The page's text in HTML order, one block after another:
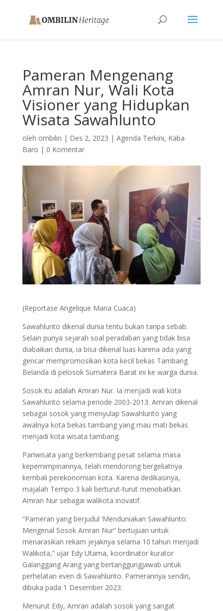
Pameran Mengenang
Amran Nur, Wali Kota
Visioner yang Hidupkan
Wisata Sawahlunto
oleh ombilin | Des 2, 2023 | Agenda Terkini, Kaba
Baro | 0 Komentar
(Reportase Angelique Maria Cuaca)
Sawahlunto dikenal dunia tentu bukan tanpa sebab.
Selain punya sejarah soal peradaban yang tidak bisa
diabaikan dunia, ia bisa dikenal luas karena ada yang
gencar mempromosikan kota kecil bekas Tambang
Belanda di pelosok Sumatera Barat ini ke warga dunia.
Sosok itu adalah Amran Nur. Ia menjadi wali kota
Sawahlunto selama periode 2003-2013. Amran dikenal
sebagai sosok yang menyulap Sawahlunto yang
awalnya kota bekas tambang yang mau mati bekas
menjadi kota wisata tambang.
Pariwisata yang berkembang pesat selama masa
kepemimpinannya, telah mendorong bergeliatnya
kembali perekonomian kota. Karena dedikasinya,
majalah Tempo 3 kali berturut-turut menobatkan
Amran Nur sebagai walikota inovatif.
“Pameran yang berjudul ‘Menduniakan Sawahlunto:
Mengenal Sosok Amran Nur” bertujuan untuk
menarasikan rekam jejaknya selama 10 tahun menjadi
Walikota,” ujar Edy Utama, koordinator kurator
Galanggang Arang yang bertanggungjawab untuk
perhelatan even di Sawahlunto. Pamerannya sendiri,
dibuka pada 1 Desember 2023.
Menurut Edy, Amran adalah sosok yang sangat